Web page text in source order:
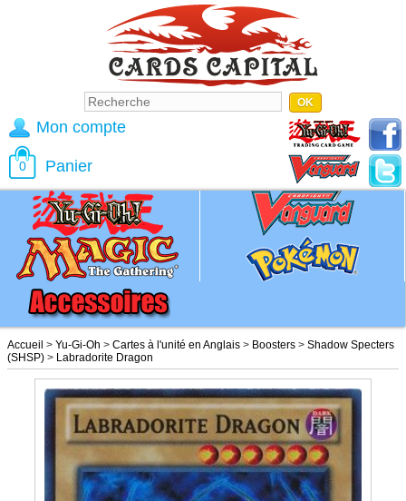
Accueil > Yu-Gi-Oh > Cartes à l'unité en Anglais > Boosters > Shadow Specters
(SHSP) > Labradorite Dragon
Mon compte
0 Panier